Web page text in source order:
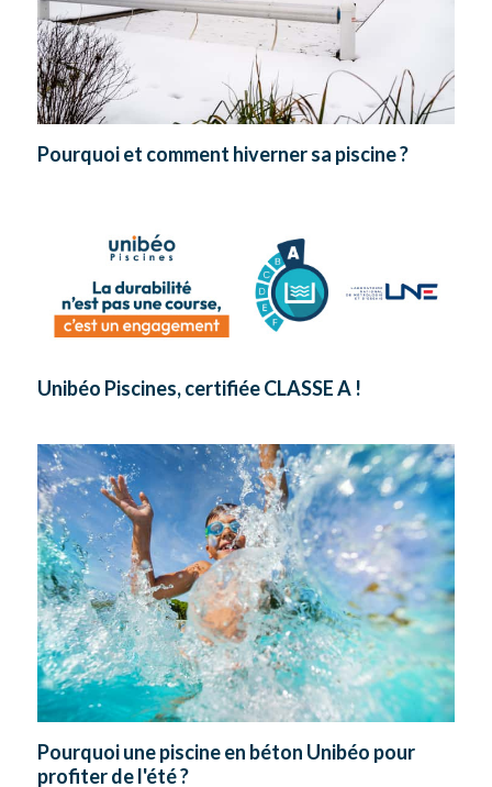
Pourquoi et comment hiverner sa piscine ?
Unibéo Piscines, certifiée CLASSE A !
Pourquoi une piscine en béton Unibéo pour
profiter de l'été ?